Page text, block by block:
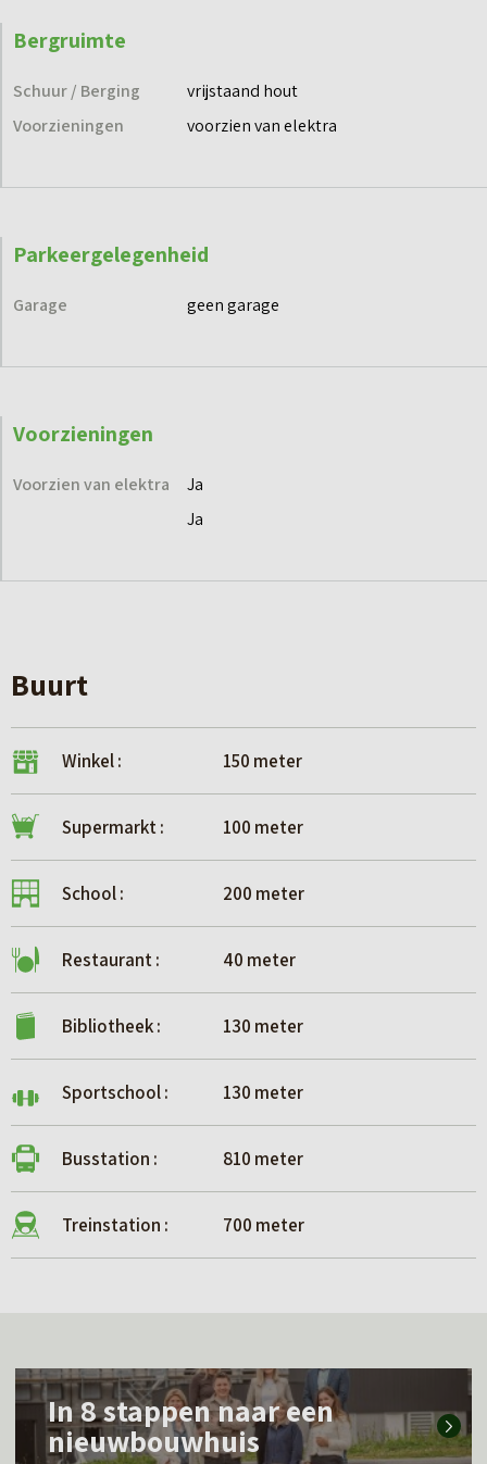
Bergruimte
Schuur / Berging
vrijstaand hout
Voorzieningen
voorzien van elektra
Parkeergelegenheid
Garage geen garage
Voorzieningen
Voorzien van elektra
Ja
Ja
Buurt
Winkel : 150 meter
Supermarkt : 100 meter
School : 200 meter
Restaurant : 40 meter
Bibliotheek : 130 meter
Sportschool : 130 meter
Busstation : 810 meter
Treinstation : 700 meter
L
In 8 stappen naar een
nieuwbouwhuis